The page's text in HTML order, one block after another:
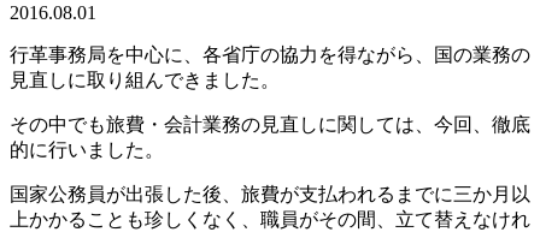
2016.08.01
行革事務局を中心に、各省庁の協力を得ながら、国の業務の
見直しに取り組んできました。
その中でも旅費・会計業務の見直しに関しては、今回、徹底
的に行いました。
国家公務員が出張した後、旅費が支払われるまでに三か月以
上かかることも珍しくなく、職員がその間、立て替えなけれ